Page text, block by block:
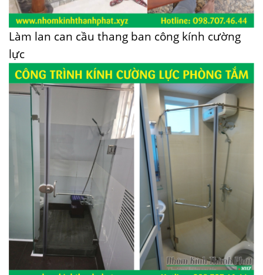
Làm lan can cầu thang ban công kính cường
lực